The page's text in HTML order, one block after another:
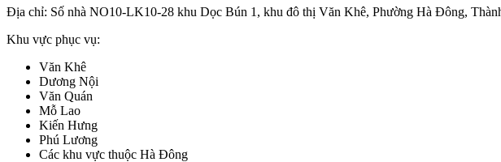
Địa chỉ: Số nhà NO10-LK10-28 khu Dọc Bún 1, khu đô thị Văn Khê, Phường Hà Đông,
Khu vực phục vụ:
Văn Khê
Dương Nội
Văn Quán
Mỗ Lao
Kiến Hưng
Phú Lương
Các khu vực thuộc Hà Đông